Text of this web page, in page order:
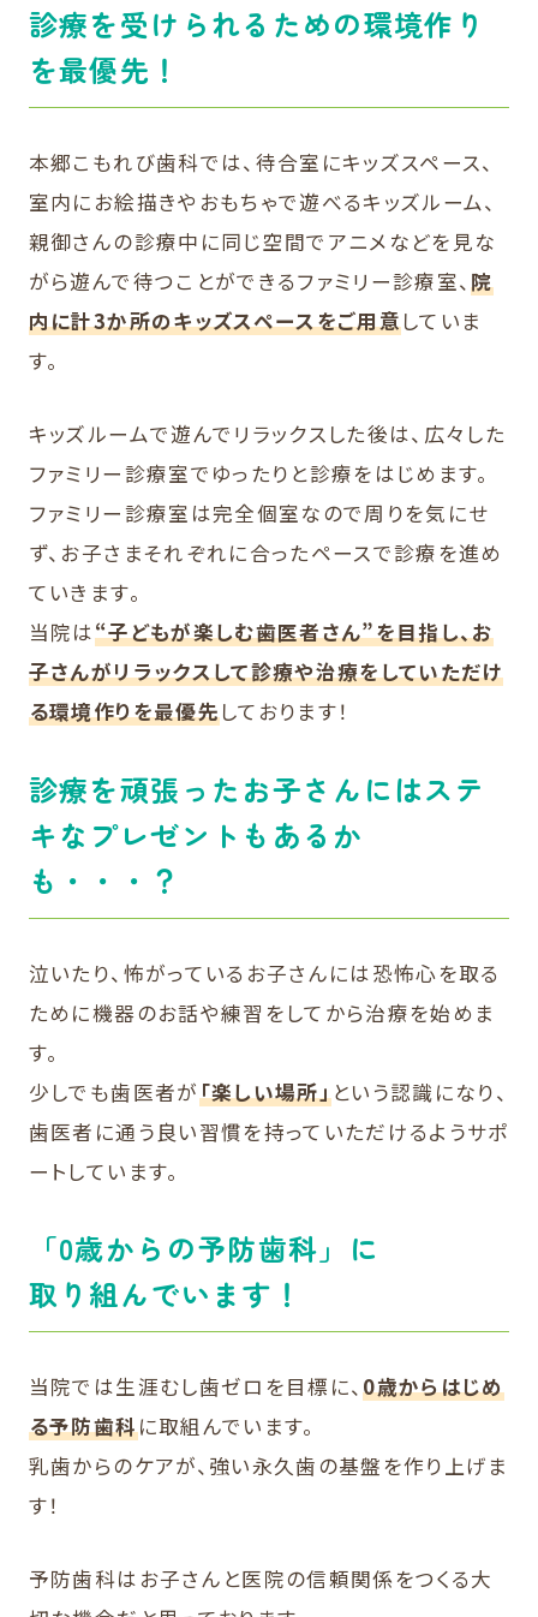
診療を受けられるための環境作り
を最優先！
本郷こもれび歯科では、待合室にキッズスペース、
室内にお絵描きやおもちゃで遊べるキッズルーム、
親御さんの診療中に同じ空間でアニメなどを見な
がら遊んで待つことができるファミリー診療室、院
内に計3か所のキッズスペースをご用意していま
す。
キッズルームで遊んでリラックスした後は、広々した
ファミリー診療室でゆったりと診療をはじめます。
ファミリー診療室は完全個室なので周りを気にせ
ず、お子さまそれぞれに合ったペースで診療を進め
ていきます。
当院は“子どもが楽しむ歯医者さん”を目指し、お
子さんがリラックスして診療や治療をしていただけ
る環境作りを最優先しております！
診療を頑張ったお子さんにはステ
キなプレゼントもあるか
も・・・？
泣いたり、怖がっているお子さんには恐怖心を取る
ために機器のお話や練習をしてから治療を始めま
す。
少しでも歯医者が「楽しい場所」という認識になり、
歯医者に通う良い習慣を持っていただけるようサポ
ートしています。
「0歳からの予防歯科」に
取り組んでいます！
当院では生涯むし歯ゼロを目標に、0歳からはじめ
る予防歯科に取組んでいます。
乳歯からのケアが、強い永久歯の基盤を作り上げま
す！
予防歯科はお子さんと医院の信頼関係をつくる大